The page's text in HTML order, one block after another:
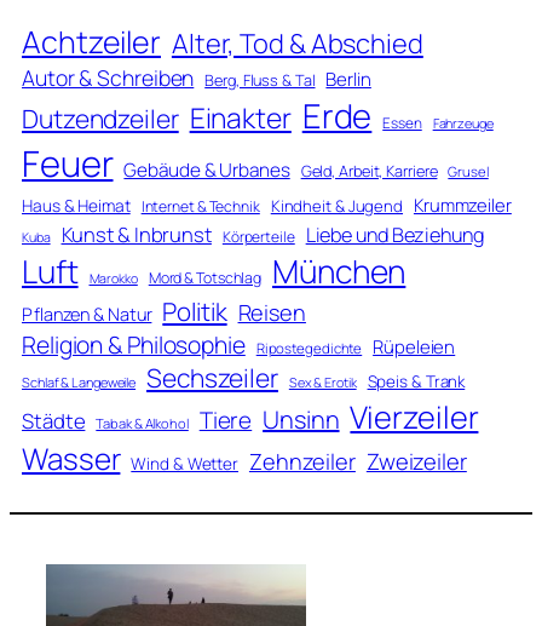
Achtzeiler Alter, Tod & Abschied
Autor & Schreiben Berg, Fluss & Tal Berlin
Dutzendzeiler Einakter Erde Essen Fahrzeuge
Feuer Gebäude & Urbanes Geld, Arbeit, Karriere Grusel
Haus & Heimat Internet & Technik Kindheit & Jugend Krummzeiler
Kuba Kunst & Inbrunst Körperteile Liebe und Beziehung
Luft Marokko Mord & Totschlag München
Pflanzen & Natur Politik Reisen
Religion & Philosophie Ripostegedichte Rüpeleien
Schlaf & Langeweile Sechszeiler Sex & Erotik Speis & Trank
Städte Tabak & Alkohol Tiere Unsinn Vierzeiler
Wasser Wind & Wetter Zehnzeiler Zweizeiler